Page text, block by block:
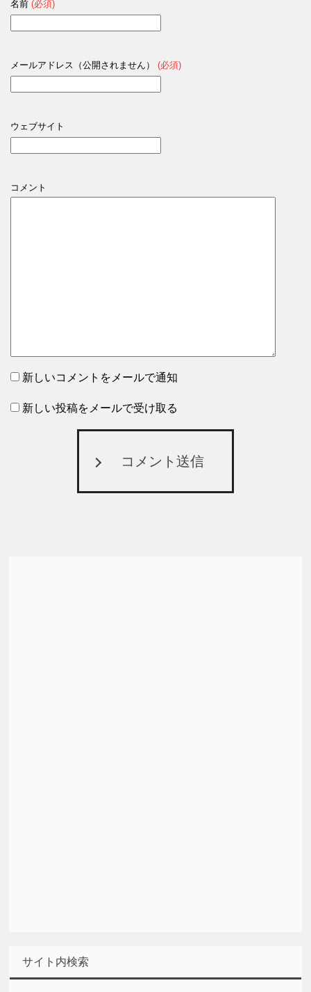
名前 (必須)
メールアドレス（公開されません） (必須)
ウェブサイト
コメント
新しいコメントをメールで通知
新しい投稿をメールで受け取る
コメント送信
サイト内検索